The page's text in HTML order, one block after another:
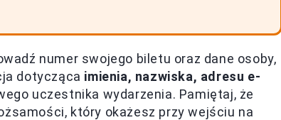
numer swojego biletu oraz dane osoby,
dotycząca imienia, nazwiska, adresu e-
uczestnika wydarzenia. Pamiętaj, że
który okażesz przy wejściu na